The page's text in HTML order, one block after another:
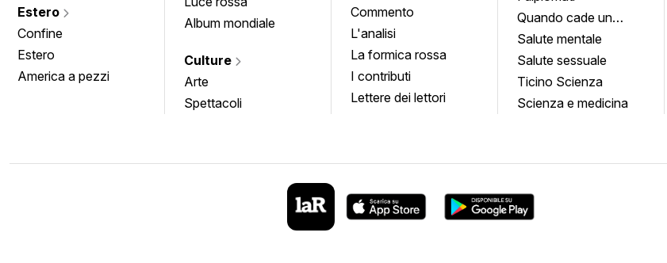
Estero
Confine
Estero
America a pezzi
Album mondiale
Culture
Arte
Spettacoli
Commento
L'analisi
La formica rossa
I contributi
Lettere dei lettori
Quando cade un
quadro
Salute mentale
Salute sessuale
Ticino Scienza
Scienza e medicina